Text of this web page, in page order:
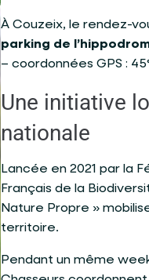
À Couzeix, le rendez-
parking de
– coordonnées GPS :
Une initiative
nationale
Lancée en 2021 par la
Français de la
Nature Propre »
territoire.
Pendant un même